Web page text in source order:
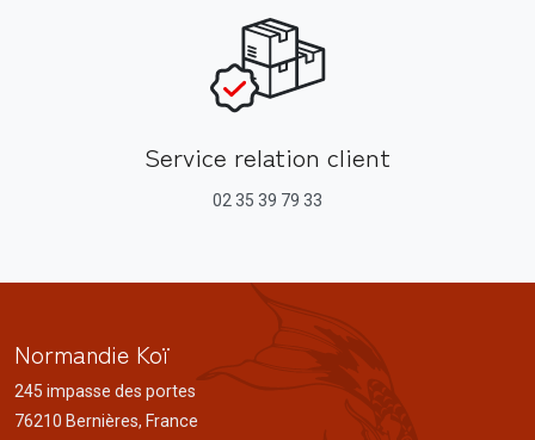
Service relation client
02 35 39 79 33
Normandie Koï
245 impasse des portes
76210 Bernières, France